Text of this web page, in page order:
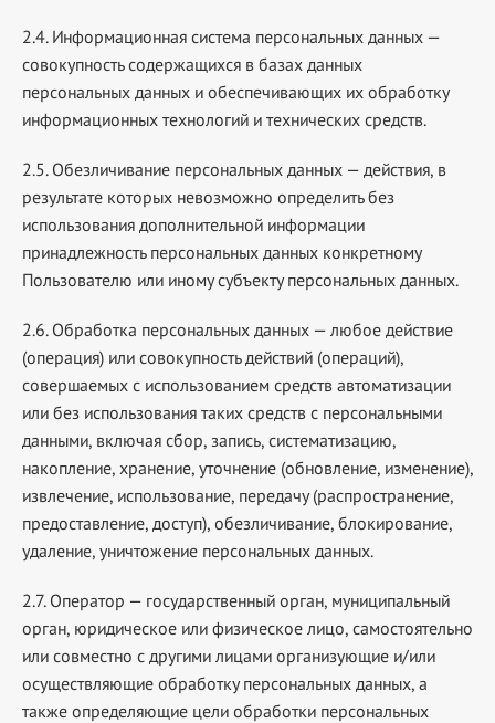
2.4. Информационная система персональных данных —
совокупность содержащихся в базах данных
персональных данных и обеспечивающих их обработку
информационных технологий и технических средств.
2.5. Обезличивание персональных данных — действия, в
результате которых невозможно определить без
использования дополнительной информации
принадлежность персональных данных конкретному
Пользователю или иному субъекту персональных данных.
2.6. Обработка персональных данных — любое действие
(операция) или совокупность действий (операций),
совершаемых с использованием средств автоматизации
или без использования таких средств с персональными
данными, включая сбор, запись, систематизацию,
накопление, хранение, уточнение (обновление, изменение),
извлечение, использование, передачу (распространение,
предоставление, доступ), обезличивание, блокирование,
удаление, уничтожение персональных данных.
2.7. Оператор — государственный орган, муниципальный
орган, юридическое или физическое лицо, самостоятельно
или совместно с другими лицами организующие и/или
осуществляющие обработку персональных данных, а
также определяющие цели обработки персональных